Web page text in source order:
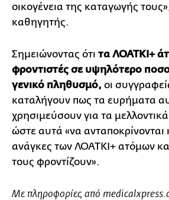
οικογένεια της καταγωγής
καθηγητής.
Σημειώνοντας ότι τα ΛΟΑΤΚΙ+
φροντιστές σε υψηλότερο
γενικό πληθυσμό, οι
καταλήγουν πως τα ευρήματα
χρησιμεύσουν για τα
ώστε αυτά «να ανταποκρίνονται
ανάγκες των ΛΟΑΤΚΙ+ ατόμων
τους φροντίζουν».
Με πληροφορίες από